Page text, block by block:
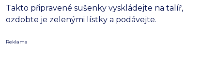
Takto připravené sušenky vyskládejte na talíř,
ozdobte je zelenými lístky a podávejte.
Reklama